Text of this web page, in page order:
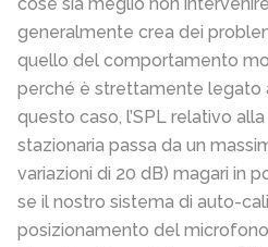
cose sia meglio non
generalmente crea dei
quello del comportamento
perché è strettamente legato
questo caso, l’SPL relativo
stazionaria passa da un
variazioni di 20 dB) magari in
se il nostro sistema di auto-
posizionamento del